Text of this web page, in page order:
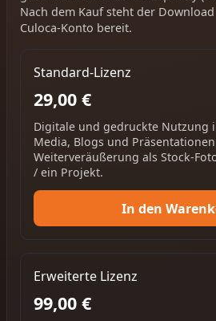
Nach dem Kauf steht der
Culoca-Konto bereit.
Standard-Lizenz
29,00 €
Digitale und gedruckte Nutzung
Media, Blogs und
Weiterveräußerung als Stock-
/ ein Projekt.
In den
Erweiterte Lizenz
99,00 €